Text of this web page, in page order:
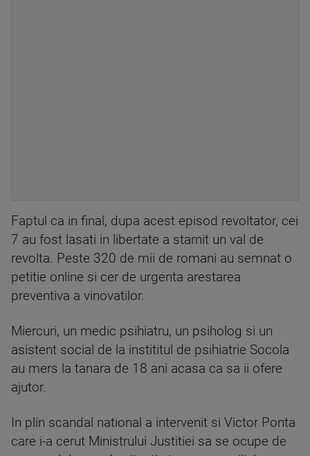
Faptul ca in final, dupa acest episod revoltator, cei
7 au fost lasati in libertate a starnit un val de
revolta. Peste 320 de mii de romani au semnat o
petitie online si cer de urgenta arestarea
preventiva a vinovatilor.
Miercuri, un medic psihiatru, un psiholog si un
asistent social de la instititul de psihiatrie Socola
au mers la tanara de 18 ani acasa ca sa ii ofere
ajutor.
In plin scandal national a intervenit si Victor Ponta
care i-a cerut Ministrului Justitiei sa se ocupe de